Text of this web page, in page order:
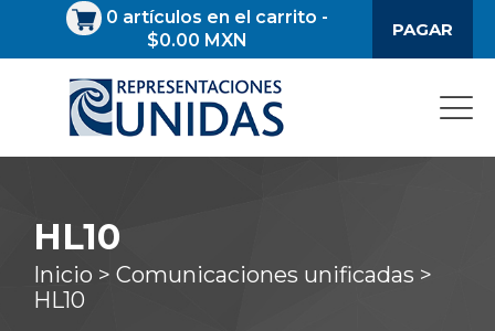
0 artículos en el carrito -
$0.00 MXN
PAGAR
HL10
Inicio > Comunicaciones unificadas >
HL10